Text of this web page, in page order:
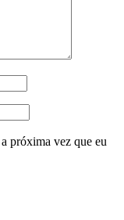
próxima vez que eu